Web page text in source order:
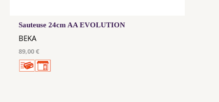
Sauteuse 24cm AA EVOLUTION
BEKA
89,00 €